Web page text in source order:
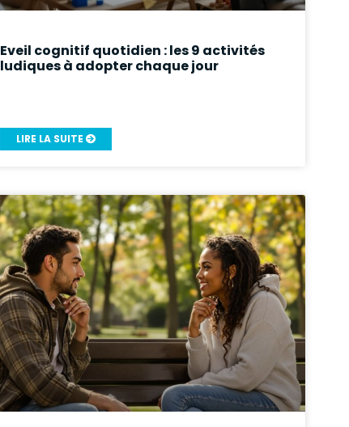
Eveil cognitif quotidien : les 9 activités
ludiques à adopter chaque jour
LIRE LA SUITE